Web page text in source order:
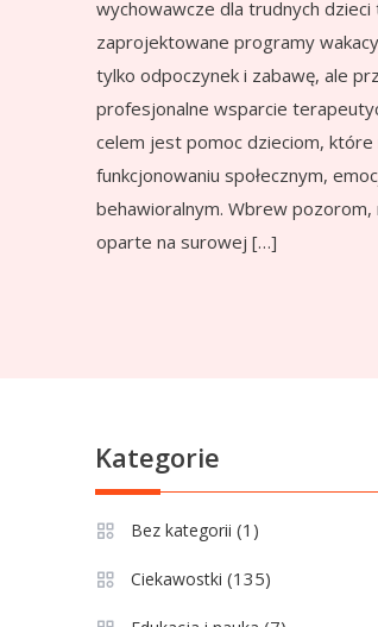
wychowawcze dla trudnych dzieci
zaprojektowane programy
tylko odpoczynek i zabawę, ale
profesjonalne wsparcie
celem jest pomoc dzieciom,
funkcjonowaniu społecznym,
behawioralnym. Wbrew pozorom,
oparte na surowej […]
Kategorie
Bez kategorii (1)
Ciekawostki (135)